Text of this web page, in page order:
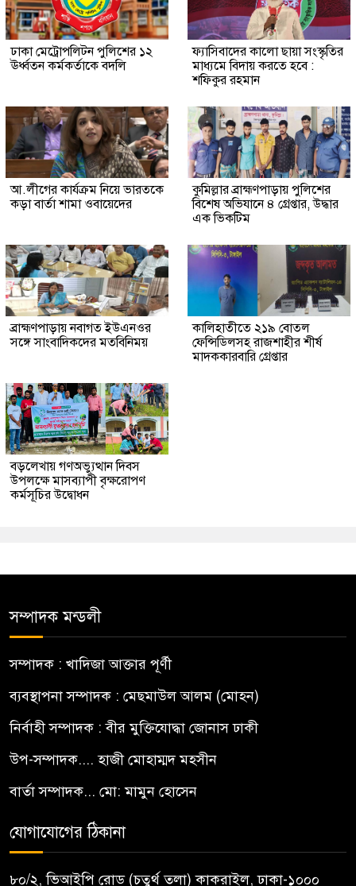
ঢাকা মেট্রোপলিটন পুলিশের ১২
ঊর্ধ্বতন কর্মকর্তাকে বদলি
ফ্যাসিবাদের কালো ছায়া সংস্কৃতির
মাধ্যমে বিদায় করতে হবে :
শফিকুর রহমান
আ.লীগের কার্যক্রম নিয়ে ভারতকে
কড়া বার্তা শামা ওবায়েদের
কুমিল্লার ব্রাহ্মণপাড়ায় পুলিশের
বিশেষ অভিযানে ৪ গ্রেপ্তার, উদ্ধার
এক ভিকটিম
ব্রাহ্মণপাড়ায় নবাগত ইউএনওর
সঙ্গে সাংবাদিকদের মতবিনিময়
কালিহাতীতে ২১৯ বোতল
ফেন্সিডিলসহ রাজশাহীর শীর্ষ
মাদককারবারি গ্রেপ্তার
বড়লেখায় গণঅভ্যুত্থান দিবস
উপলক্ষে মাসব্যাপী বৃক্ষরোপণ
কর্মসূচির উদ্বোধন
সম্পাদক মন্ডলী
সম্পাদক : খাদিজা আক্তার পূর্ণী
ব্যবস্থাপনা সম্পাদক : মেছমাউল আলম (মোহন)
নির্বাহী সম্পাদক : বীর মুক্তিযোদ্ধা জোনাস ঢাকী
উপ-সম্পাদক.... হাজী মোহাম্মদ মহসীন
বার্তা সম্পাদক... মো: মামুন হোসেন
যোগাযোগের ঠিকানা
৮০/২, ভিআইপি রোড (চতুর্থ তলা) কাকরাইল, ঢাকা-১০০০